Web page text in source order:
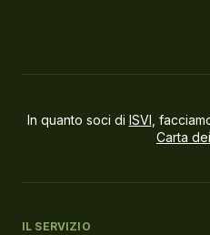
In quanto soci di ISVI ,
Carta
IL SERVIZIO